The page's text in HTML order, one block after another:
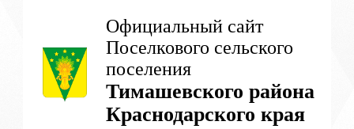
Официальный сайт
Поселкового сельского
поселения
Тимашевского района
Краснодарского края